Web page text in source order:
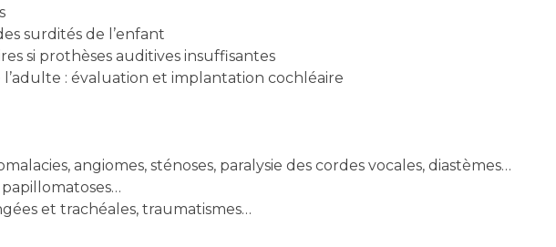
surdités de l’enfant
si prothèses auditives insuffisantes
: évaluation et implantation cochléaire
angiomes, sténoses, paralysie des cordes vocales, diastèmes…
et trachéales, traumatismes…